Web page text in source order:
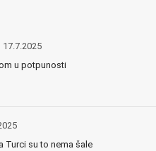
17.7.2025
u potpunosti
Turci su to nema šale